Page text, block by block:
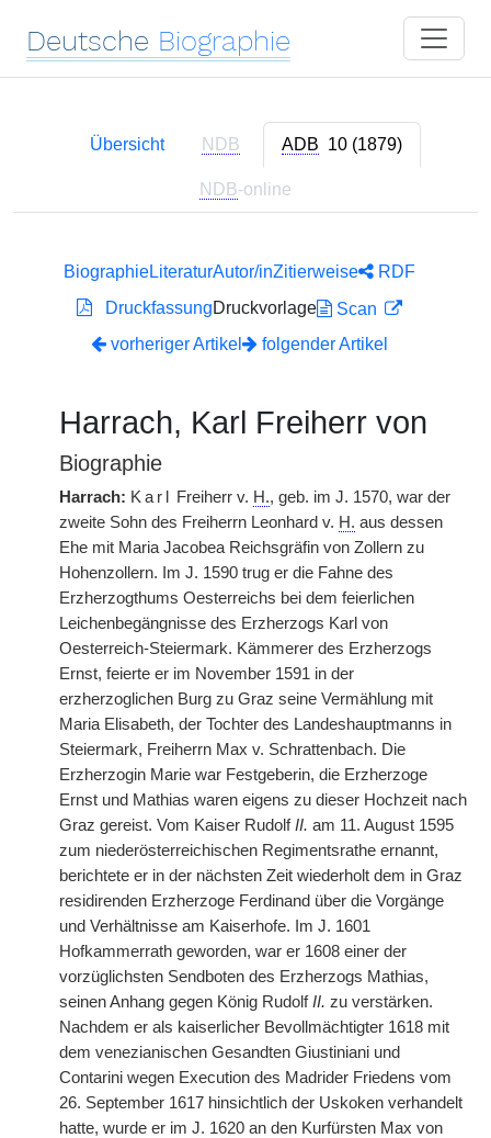
Deutsche Biographie
Übersicht NDB ADB 10 (1879)
NDB-online
BiographieLiteraturAutor/inZitierweise
RDF
DruckfassungDruckvorlage
Scan
vorheriger Artikel
folgender Artikel
Harrach, Karl Freiherr von
Biographie
Harrach: Karl Freiherr v. H., geb. im J. 1570, war der
zweite Sohn des Freiherrn Leonhard v. H. aus dessen
Ehe mit Maria Jacobea Reichsgräfin von Zollern zu
Hohenzollern. Im J. 1590 trug er die Fahne des
Erzherzogthums Oesterreichs bei dem feierlichen
Leichenbegängnisse des Erzherzogs Karl von
Oesterreich-Steiermark. Kämmerer des Erzherzogs
Ernst, feierte er im November 1591 in der
erzherzoglichen Burg zu Graz seine Vermählung mit
Maria Elisabeth, der Tochter des Landeshauptmanns in
Steiermark, Freiherrn Max v. Schrattenbach. Die
Erzherzogin Marie war Festgeberin, die Erzherzoge
Ernst und Mathias waren eigens zu dieser Hochzeit nach
Graz gereist. Vom Kaiser RudolfII. am 11. August 1595
zum niederösterreichischen Regimentsrathe ernannt,
berichtete er in der nächsten Zeit wiederholt dem in Graz
residirenden Erzherzoge Ferdinand über die Vorgänge
und Verhältnisse am Kaiserhofe. Im J. 1601
Hofkammerrath geworden, war er 1608 einer der
vorzüglichsten Sendboten des Erzherzogs Mathias,
seinen Anhang gegen König RudolfII. zu verstärken.
Nachdem er als kaiserlicher Bevollmächtigter 1618 mit
dem venezianischen Gesandten Giustiniani und
Contarini wegen Execution des Madrider Friedens vom
26. September 1617 hinsichtlich der Uskoken verhandelt
hatte, wurde er im J. 1620 an den Kurfürsten Max von